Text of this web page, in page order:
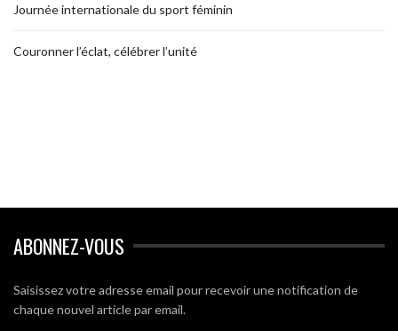
Journée internationale du sport féminin
Couronner l’éclat, célébrer l’unité
ABONNEZ-VOUS
Saisissez votre adresse email pour recevoir une notification de
chaque nouvel article par email.